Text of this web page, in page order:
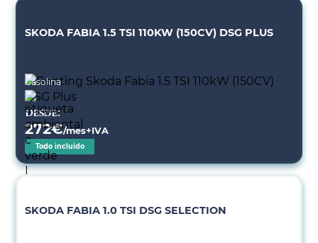
SKODA FABIA 1.5 TSI 110KW (150CV) DSG PLUS
Gasolina
Desde:
272€/mes+IVA
Todo incluido
SKODA FABIA 1.0 TSI DSG SELECTION